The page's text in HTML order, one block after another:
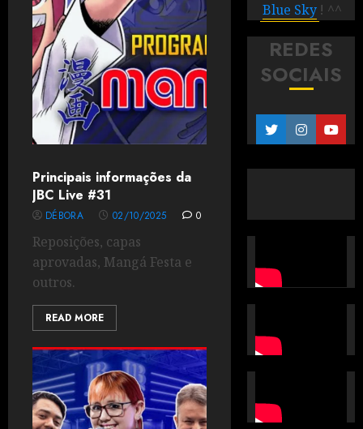
Principais informações da
JBC Live #31
DÉBORA 02/10/2025 0
Reposições, capas
aprovadas, Mangá Festa e
outros.
READ MORE
Blue Sky ! ^^
REDES
SOCIAIS